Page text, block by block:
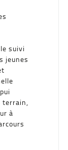
suivi
jeunes
terrain,
à